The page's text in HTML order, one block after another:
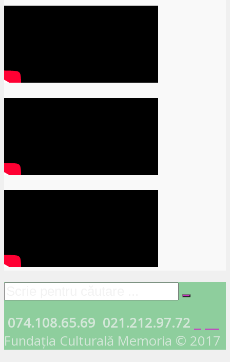
074.108.65.69 021.212.97.72
Fundația Culturală Memoria © 2017